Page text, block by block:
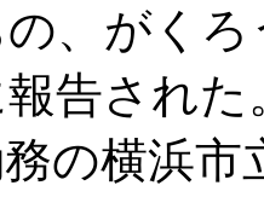
、がくろ
告され
の横浜